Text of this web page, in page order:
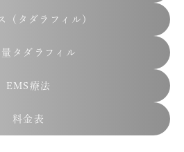
（タダラフィル）
量タダラフィル
EMS療法
料金表